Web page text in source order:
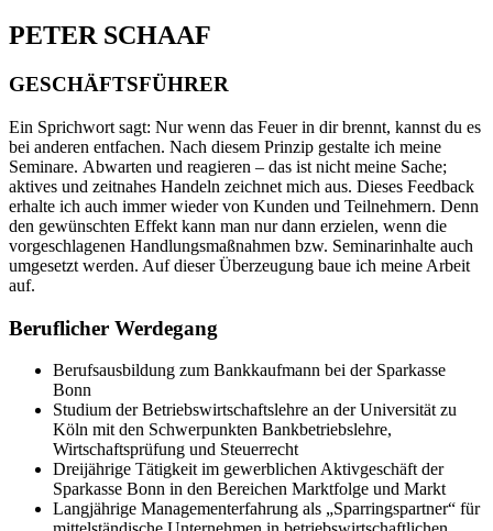
PETER SCHAAF
GESCHÄFTSFÜHRER
Ein Sprichwort sagt: Nur wenn das Feuer in dir brennt, kannst du es
bei anderen entfachen. Nach diesem Prinzip gestalte ich meine
Seminare. Abwarten und reagieren – das ist nicht meine Sache;
aktives und zeitnahes Handeln zeichnet mich aus. Dieses Feedback
erhalte ich auch immer wieder von Kunden und Teilnehmern. Denn
den gewünschten Effekt kann man nur dann erzielen, wenn die
vorgeschlagenen Handlungsmaßnahmen bzw. Seminarinhalte auch
umgesetzt werden. Auf dieser Überzeugung baue ich meine Arbeit
auf.
Beruflicher Werdegang
Berufsausbildung zum Bankkaufmann bei der Sparkasse
Bonn
Studium der Betriebswirtschaftslehre an der Universität zu
Köln mit den Schwerpunkten Bankbetriebslehre,
Wirtschaftsprüfung und Steuerrecht
Dreijährige Tätigkeit im gewerblichen Aktivgeschäft der
Sparkasse Bonn in den Bereichen Marktfolge und Markt
Langjährige Managementerfahrung als „Sparringspartner“ für